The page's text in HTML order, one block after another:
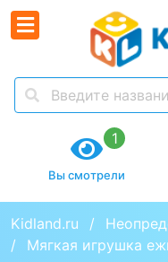
1
Вы смотрели
Kidland.ru
Мягкая игрушка